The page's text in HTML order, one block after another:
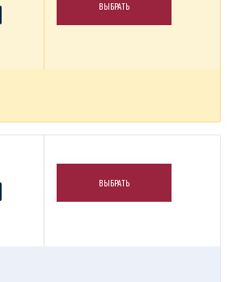
ВЫБРАТЬ
ВЫБРАТЬ